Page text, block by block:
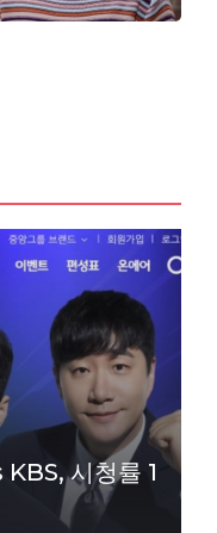
시청률 1